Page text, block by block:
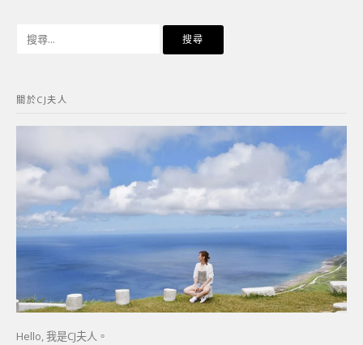
字:
關於CJ夫人
Hello, 我是CJ夫人。